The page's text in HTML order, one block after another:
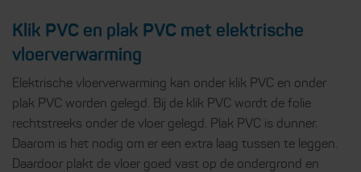
Klik PVC en plak PVC met elektrische
vloerverwarming
Elektrische vloerverwarming kan onder klik PVC en onder
plak PVC worden gelegd. Bij de klik PVC wordt de folie
rechtstreeks onder de vloer gelegd. Plak PVC is dunner.
Daarom is het nodig om er een extra laag tussen te leggen.
Daardoor plakt de vloer goed vast op de ondergrond en